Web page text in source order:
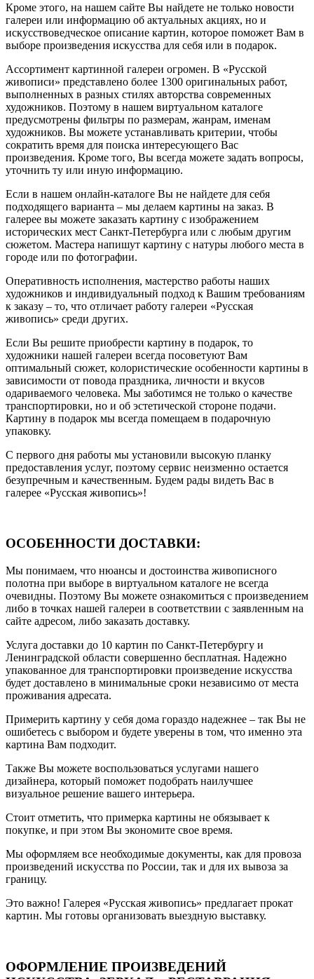
Кроме этого, на нашем сайте Вы найдете не только новости
галереи или информацию об актуальных акциях, но и
искусствоведческое описание картин, которое поможет Вам в
выборе произведения искусства для себя или в подарок.
Ассортимент картинной галереи огромен. В «Русской
живописи» представлено более 1300 оригинальных работ,
выполненных в разных стилях авторства современных
художников. Поэтому в нашем виртуальном каталоге
предусмотрены фильтры по размерам, жанрам, именам
художников. Вы можете устанавливать критерии, чтобы
сократить время для поиска интересующего Вас
произведения. Кроме того, Вы всегда можете задать вопросы,
уточнить ту или иную информацию.
Если в нашем онлайн-каталоге Вы не найдете для себя
подходящего варианта – мы делаем картины на заказ. В
галерее вы можете заказать картину с изображением
исторических мест Санкт-Петербурга или с любым другим
сюжетом. Мастера напишут картину с натуры любого места в
городе или по фотографии.
Оперативность исполнения, мастерство работы наших
художников и индивидуальный подход к Вашим требованиям
к заказу – то, что отличает работу галереи «Русская
живопись» среди других.
Если Вы решите приобрести картину в подарок, то
художники нашей галереи всегда посоветуют Вам
оптимальный сюжет, колористические особенности картины в
зависимости от повода праздника, личности и вкусов
одариваемого человека. Мы заботимся не только о качестве
транспортировки, но и об эстетической стороне подачи.
Картину в подарок мы всегда помещаем в подарочную
упаковку.
С первого дня работы мы установили высокую планку
предоставления услуг, поэтому сервис неизменно остается
безупречным и качественным. Будем рады видеть Вас в
галерее «Русская живопись»!
ОСОБЕННОСТИ ДОСТАВКИ:
Мы понимаем, что нюансы и достоинства живописного
полотна при выборе в виртуальном каталоге не всегда
очевидны. Поэтому Вы можете ознакомиться с произведением
либо в точках нашей галереи в соответствии с заявленным на
сайте адресом, либо заказать доставку.
Услуга доставки до 10 картин по Санкт-Петербургу и
Ленинградской области совершенно бесплатная. Надежно
упакованное для транспортировки произведение искусства
будет доставлено в минимальные сроки независимо от места
проживания адресата.
Примерить картину у себя дома гораздо надежнее – так Вы не
ошибетесь с выбором и будете уверены в том, что именно эта
картина Вам подходит.
Также Вы можете воспользоваться услугами нашего
дизайнера, который поможет подобрать наилучшее
визуальное решение вашего интерьера.
Стоит отметить, что примерка картины не обязывает к
покупке, и при этом Вы экономите свое время.
Мы оформляем все необходимые документы, как для провоза
произведений искусства по России, так и для их вывоза за
границу.
Это важно! Галерея «Русская живопись» предлагает прокат
картин. Мы готовы организовать выездную выставку.
ОФОРМЛЕНИЕ ПРОИЗВЕДЕНИЙ